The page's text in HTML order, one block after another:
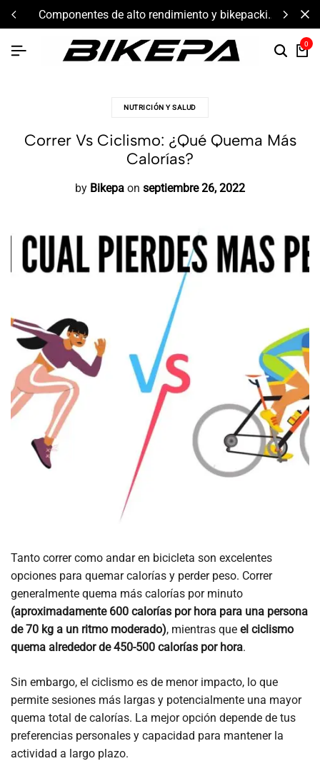
componentes de alto rendimiento y bikepacking
0
NUTRICIÓN Y SALUD
Correr Vs Ciclismo: ¿Qué Quema Más
Calorías?
by Bikepa on septiembre 26, 2022
Tanto correr como andar en bicicleta son excelentes
opciones para quemar calorías y perder peso. Correr
generalmente quema más calorías por minuto
(aproximadamente 600 calorías por hora para una persona
de 70 kg a un ritmo moderado), mientras que el ciclismo
quema alrededor de 450-500 calorías por hora.
Sin embargo, el ciclismo es de menor impacto, lo que
permite sesiones más largas y potencialmente una mayor
quema total de calorías. La mejor opción depende de tus
preferencias personales y capacidad para mantener la
actividad a largo plazo.